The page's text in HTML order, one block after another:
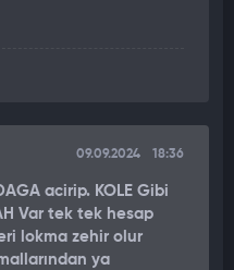
09.09.2024 18:36
acirip. KOLE Gibi
Var tek tek hesap
lokma zehir olur
ya